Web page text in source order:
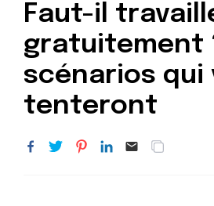
Faut-il
gratuitement
scénarios qui
tenteront